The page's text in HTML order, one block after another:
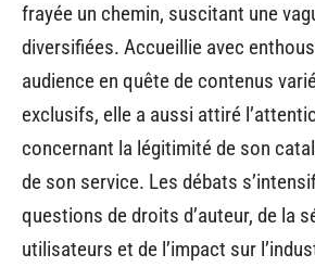
frayée un chemin, suscitant une
diversifiées. Accueillie avec
audience en quête de contenus
exclusifs, elle a aussi attiré
concernant la légitimité de son
de son service. Les débats
questions de droits d’auteur, de la
utilisateurs et de l’impact sur